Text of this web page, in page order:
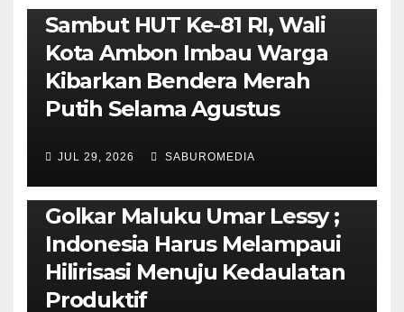
Sambut HUT Ke-81 RI, Wali
Kota Ambon Imbau Warga
Kibarkan Bendera Merah
Putih Selama Agustus
JUL 29, 2026 SABUROMEDIA
PENDIDIKAN & OLAHRAGA THE MOLUCCAS
Isi Materi LK-III HMI, Ketua
Golkar Maluku Umar Lessy ;
Indonesia Harus Melampaui
Hilirisasi Menuju Kedaulatan
Produktif